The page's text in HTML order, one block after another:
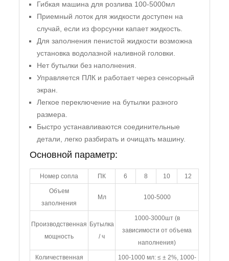
Гибкая машина для розлива 100-5000мл
Приемный лоток для жидкости доступен на
случай, если из форсунки капает жидкость.
Для заполнения пенистой жидкости возможна
установка водолазной наливной головки.
Нет бутылки без наполнения.
Управляется ПЛК и работает через сенсорный
экран.
Легкое переключение на бутылки разного
размера.
Быстро устанавливаются соединительные
детали, легко разбирать и очищать машину.
Основной параметр:
Номер сопла ПК 6 8 10 12
Объем
заполнения
Мл 100-5000
Производственная
мощность
Бутылка
/ ч
1000-3000шт (в
зависимости от объема
наполнения)
Количественная
100-1000 мл: ≤ ± 2%, 1000-